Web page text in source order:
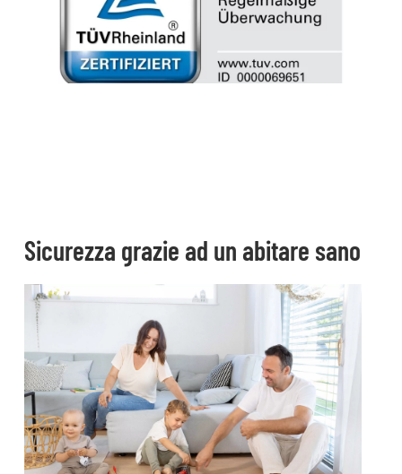
Sicurezza grazie ad un abitare sano